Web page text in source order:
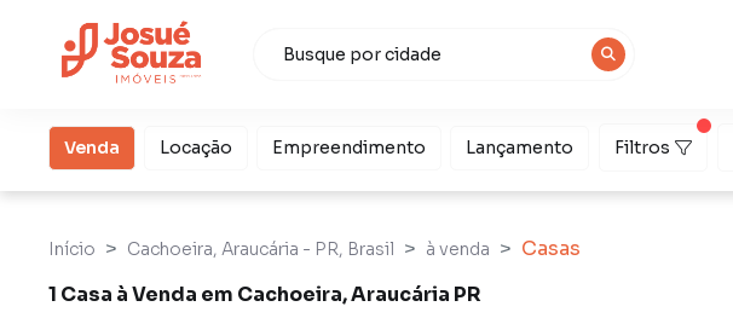
Venda Locação Empreendimento Lançamento Filtros
Início Cachoeira, Araucária - PR, Brasil à venda
Casas
1 Casa à Venda em Cachoeira, Araucária PR